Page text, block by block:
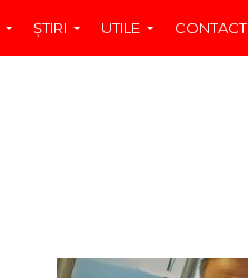
ŞTIRI UTILE CONTACT